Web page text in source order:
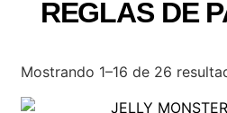
REGLAS DE
Mostrando 1–16 de 26